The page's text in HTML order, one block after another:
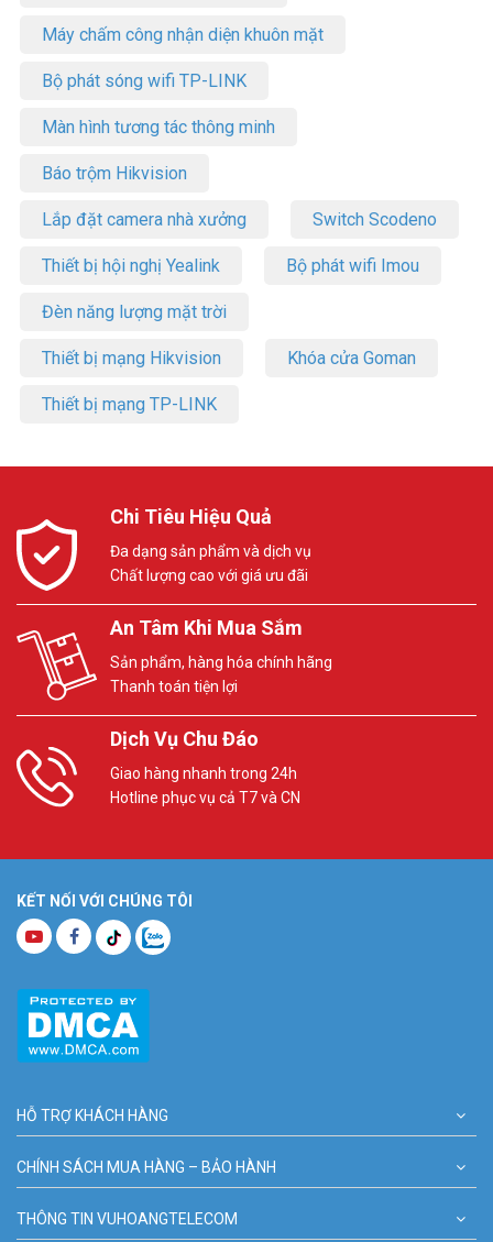
Máy chấm công nhận diện khuôn mặt
Bộ phát sóng wifi TP-LINK
Màn hình tương tác thông minh
Báo trộm Hikvision
Lắp đặt camera nhà xưởng Switch Scodeno
Thiết bị hội nghị Yealink Bộ phát wifi Imou
Đèn năng lượng mặt trời
Thiết bị mạng Hikvision Khóa cửa Goman
Thiết bị mạng TP-LINK
Chi Tiêu Hiệu Quả
Đa dạng sản phẩm và dịch vụ
Chất lượng cao với giá ưu đãi
An Tâm Khi Mua Sắm
Sản phẩm, hàng hóa chính hãng
Thanh toán tiện lợi
Dịch Vụ Chu Đáo
Giao hàng nhanh trong 24h
Hotline phục vụ cả T7 và CN
KẾT NỐI VỚI CHÚNG TÔI
HỖ TRỢ KHÁCH HÀNG
CHÍNH SÁCH MUA HÀNG – BẢO HÀNH
THÔNG TIN VUHOANGTELECOM